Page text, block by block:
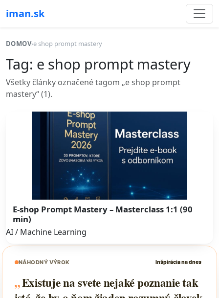
iman.sk
DOMOV›e shop prompt mastery
Tag: e shop prompt mastery
Všetky články označené tagom „e shop prompt
mastery“ (1).
E-shop Prompt Mastery – Masterclass 1:1 (90
min)
AI / Machine Learning